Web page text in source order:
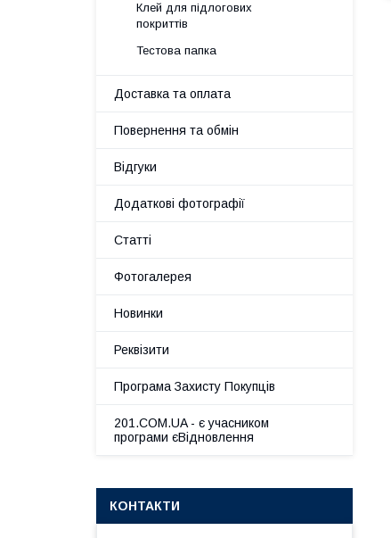
Клей для підлогових
покриттів
Тестова папка
Доставка та оплата
Повернення та обмін
Відгуки
Додаткові фотографії
Статті
Фотогалерея
Новинки
Реквізити
Програма Захисту Покупців
201.COM.UA - є учасником
програми єВідновлення
КОНТАКТИ